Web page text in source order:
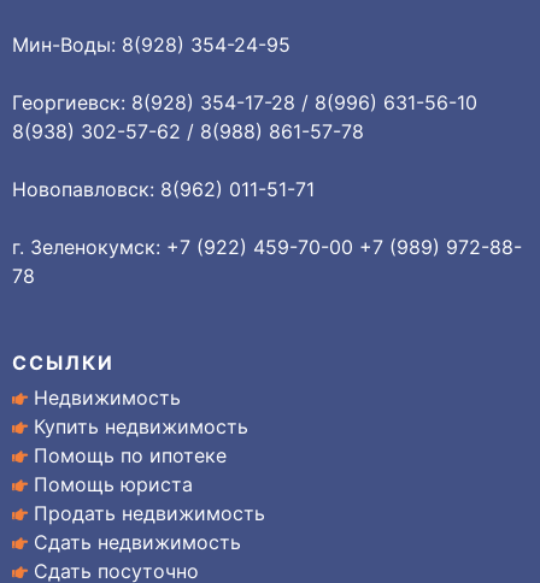
Мин-Воды: 8(928) 354-24-95
Георгиевск: 8(928) 354-17-28 / 8(996) 631-56-10
8(938) 302-57-62 / 8(988) 861-57-78
Новопавловск: 8(962) 011-51-71
г. Зеленокумск: +7 (922) 459-70-00 +7 (989) 972-88-
78
ССЫЛКИ
Недвижимость
Купить недвижимость
Помощь по ипотеке
Помощь юриста
Продать недвижимость
Сдать недвижимость
Сдать посуточно